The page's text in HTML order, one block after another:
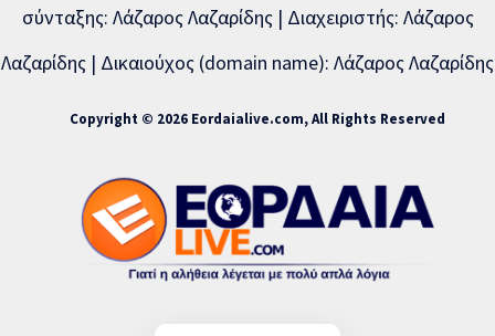
σύνταξης: Λάζαρος Λαζαρίδης | Διαχειριστής: Λάζαρος
Λαζαρίδης | Δικαιούχος (domain name): Λάζαρος Λαζαρίδης
Copyright © 2026 Eordaialive.com, All Rights Reserved